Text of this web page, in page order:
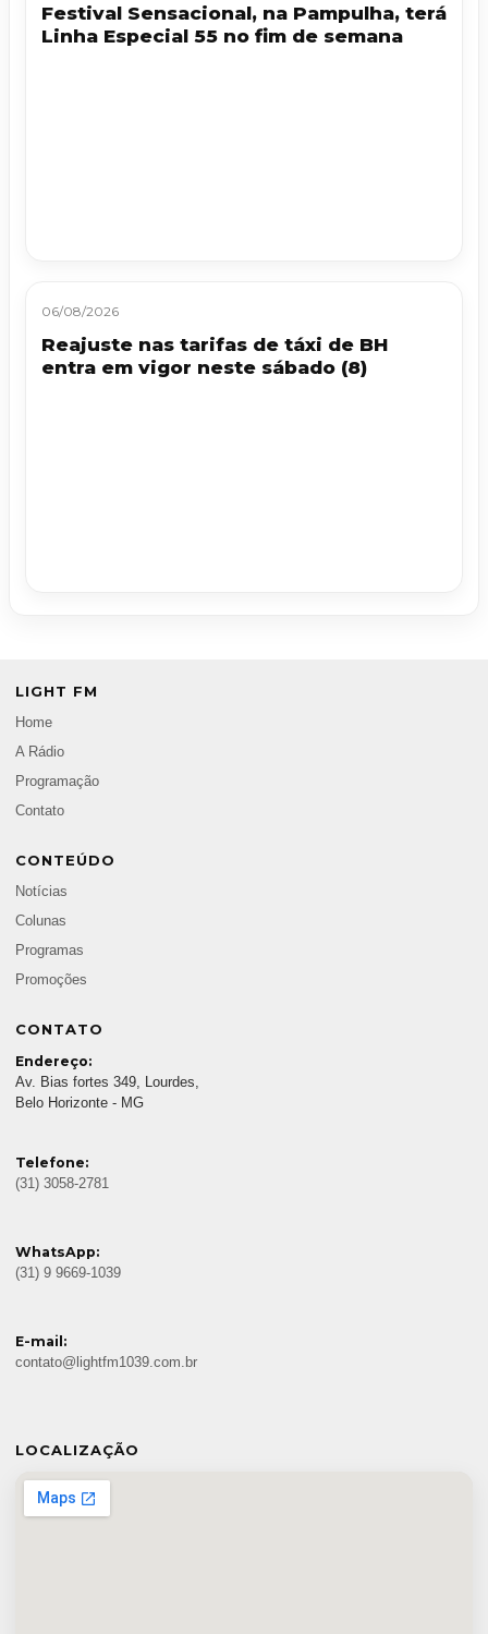
Festival Sensacional, na Pampulha, terá
Linha Especial 55 no fim de semana
06/08/2026
Reajuste nas tarifas de táxi de BH
entra em vigor neste sábado (8)
LIGHT FM
Home
A Rádio
Programação
Contato
CONTEÚDO
Notícias
Colunas
Programas
Promoções
CONTATO
Endereço:
Av. Bias fortes 349, Lourdes,
Belo Horizonte - MG
Telefone:
(31) 3058-2781
WhatsApp:
(31) 9 9669-1039
E-mail:
contato@lightfm1039.com.br
LOCALIZAÇÃO